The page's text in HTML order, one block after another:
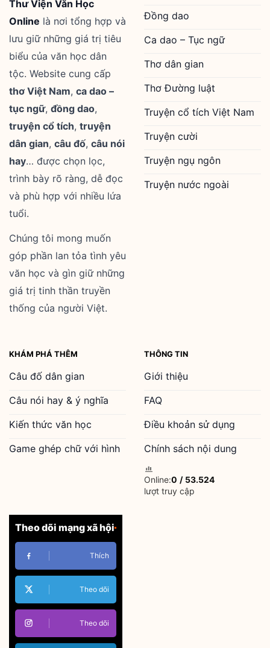
Thư Viện Văn Học
Online là nơi tổng hợp và
lưu giữ những giá trị tiêu
biểu của văn học dân
tộc. Website cung cấp
thơ Việt Nam, ca dao –
tục ngữ, đồng dao,
truyện cổ tích, truyện
dân gian, câu đố, câu nói
hay… được chọn lọc,
trình bày rõ ràng, dễ đọc
và phù hợp với nhiều lứa
tuổi.
Chúng tôi mong muốn
góp phần lan tỏa tình yêu
văn học và gìn giữ những
giá trị tinh thần truyền
thống của người Việt.
Đồng dao
Ca dao – Tục ngữ
Thơ dân gian
Thơ Đường luật
Truyện cổ tích Việt Nam
Truyện cười
Truyện ngụ ngôn
Truyện nước ngoài
KHÁM PHÁ THÊM
Câu đố dân gian
Câu nói hay & ý nghĩa
Kiến thức văn học
Game ghép chữ với hình
THÔNG TIN
Giới thiệu
FAQ
Điều khoản sử dụng
Chính sách nội dung
Online:0 / 53.524
lượt truy cập
Theo dõi mạng xã hội
Thích
Theo dõi
Theo dõi